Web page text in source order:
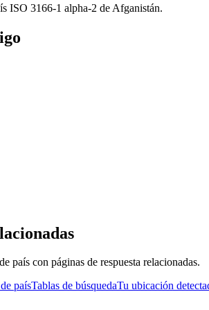
ISO 3166-1 alpha-2 de Afganistán.
país con páginas de respuesta relacionadas.
paísTablas de búsquedaTu ubicación